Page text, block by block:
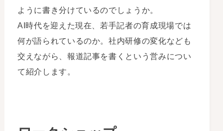
ように書き分けているのでしょうか。
AI時代を迎えた現在、若手記者の育成現場では
何が語られているのか。社内研修の変化なども
交えながら、報道記事を書くという営みについ
て紹介します。